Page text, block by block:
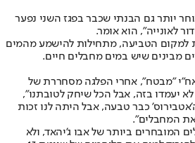
יותר גם הבנתי שכבר בפגז השני נפער
לאונייה", הוא אומר.
למקום הטביעה, מתחילות להישמע מהמים
מבינים שיש במים מחבלים חיים.
"מבטח", אחרי הפלגה מסחררת של
יעמדו בזה, אבל הכל שיחק לטובתנו",
כבר טבעה, אבל היתה לנו זכות
את המחבלים".
המובחרים ביותר של אבו ג'יהאד, ולא